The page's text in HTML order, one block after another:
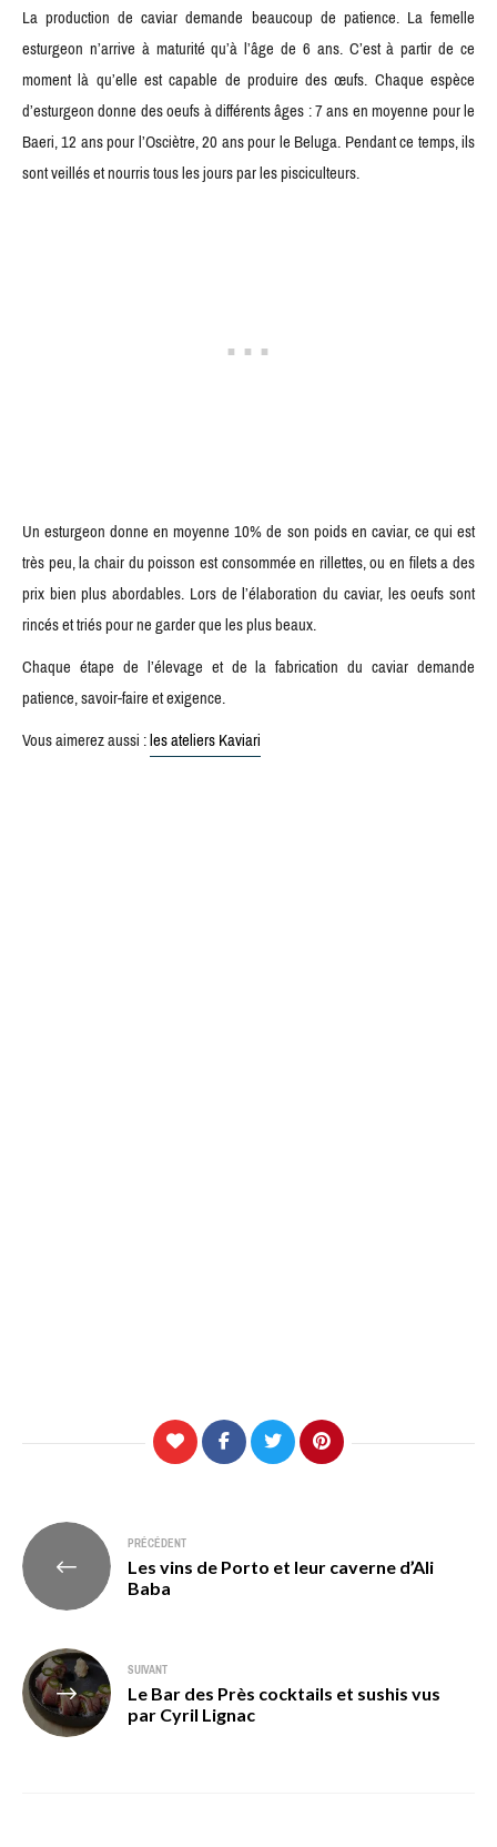
La production de caviar demande beaucoup de patience. La femelle
esturgeon n’arrive à maturité qu’à l’âge de 6 ans. C’est à partir de ce
moment là qu’elle est capable de produire des œufs. Chaque espèce
d’esturgeon donne des oeufs à différents âges : 7 ans en moyenne pour le
Baeri, 12 ans pour l’Osciètre, 20 ans pour le Beluga. Pendant ce temps, ils
sont veillés et nourris tous les jours par les pisciculteurs.
Un esturgeon donne en moyenne 10% de son poids en caviar, ce qui est
très peu, la chair du poisson est consommée en rillettes, ou en filets a des
prix bien plus abordables. Lors de l’élaboration du caviar, les oeufs sont
rincés et triés pour ne garder que les plus beaux.
Chaque étape de l’élevage et de la fabrication du caviar demande
patience, savoir-faire et exigence.
Vous aimerez aussi :les ateliers Kaviari
Navigation
de
l’article
PRÉCÉDENT
Les vins de Porto et leur caverne d’Ali
Baba
SUIVANT
Le Bar des Près cocktails et sushis vus
par Cyril Lignac